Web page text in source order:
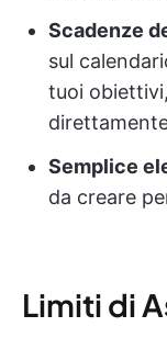
Scadenze
sul
tuoi
Semplice
da creare
Limiti di